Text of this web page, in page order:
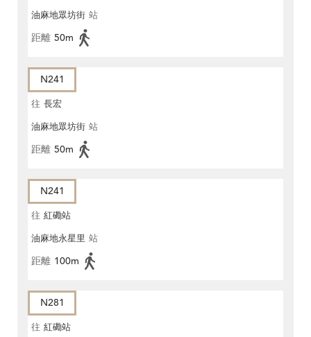
油麻地眾坊街 站
距離 50m
N241
往 長宏
油麻地眾坊街 站
距離 50m
N241
往 紅磡站
油麻地永星里 站
距離 100m
N281
往 紅磡站